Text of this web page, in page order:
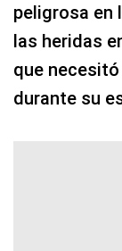
peligrosa en
las heridas
que necesitó
durante su